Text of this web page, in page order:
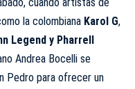
cuando artistas de
la colombiana Karol G,
Legend y Pharrell
Andrea Bocelli se
Pedro para ofrecer un